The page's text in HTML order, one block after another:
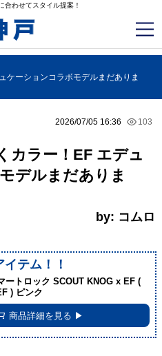
合わせてスタイル提案！
ケーションコラボモデルまだありま
2026/07/05 16:36 103
カラー！EF エデュ
デルまだありま
by: コムロ
テム！！
ートロック SCOUT KNOG x EF (
) ピンク
商品詳細を見る ▶︎